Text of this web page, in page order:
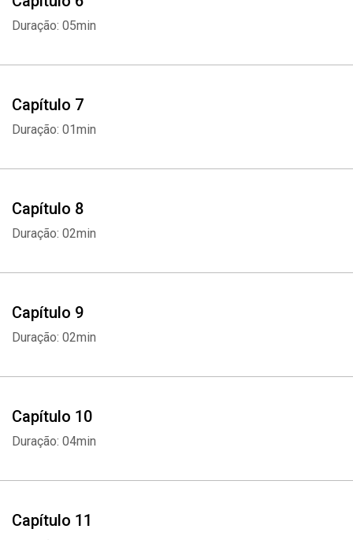
Duração: 05min
Capítulo 7
Duração: 01min
Capítulo 8
Duração: 02min
Capítulo 9
Duração: 02min
Capítulo 10
Duração: 04min
Capítulo 11